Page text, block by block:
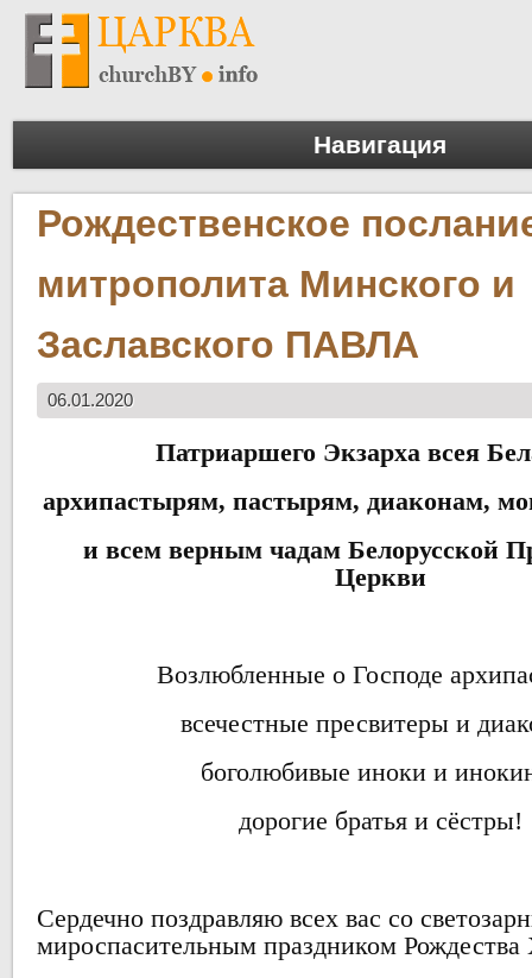
Навигация
Рождественское
митрополита Минского и
Заславского ПАВЛА
06.01.2020
Патриаршего Экзарха всея
архипастырям, пастырям, диаконам,
и всем верным чадам Белорусской
Церкви
Возлюбленные о Господе
всечестные пресвитеры и
боголюбивые иноки и
дорогие братья и сёстры!
Сердечно поздравляю всех вас со
мироспасительным праздником Рождества